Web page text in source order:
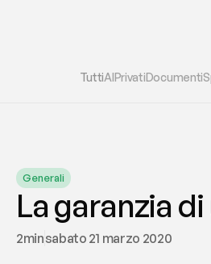
TuttiAIPrivatiDocumenti
Generali
La garanzia
2minsabato 21 marzo 2020